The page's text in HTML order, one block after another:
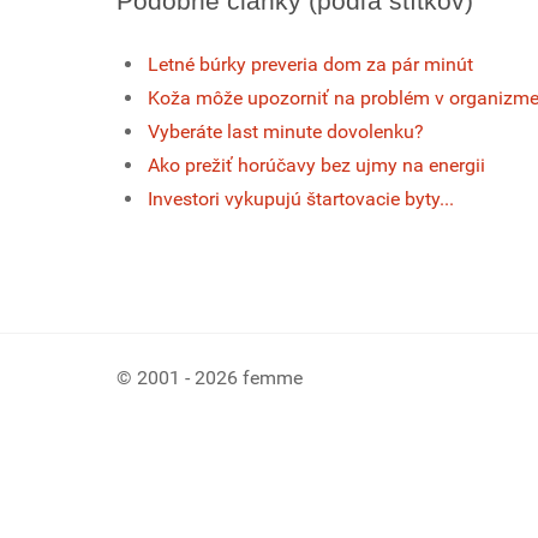
Letné búrky preveria dom za pár minút
Koža môže upozorniť na problém v organizme
Vyberáte last minute dovolenku?
Ako prežiť horúčavy bez ujmy na energii
Investori vykupujú štartovacie byty...
© 2001 - 2026 femme